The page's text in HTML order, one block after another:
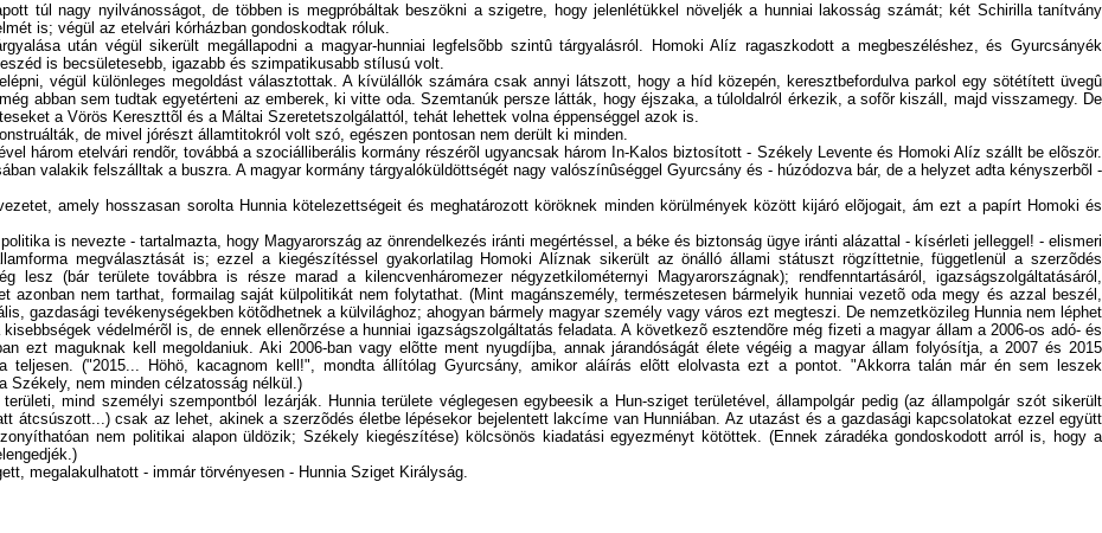
túl nagy nyilvánosságot, de többen is megpróbáltak beszökni a szigetre, hogy jelenlétükkel növeljék a hunniai lakosság számát; két Schirilla tanítvány
is; végül az etelvári kórházban gondoskodtak róluk.
után végül sikerült megállapodni a magyar-hunniai legfelsõbb szintû tárgyalásról. Homoki Alíz ragaszkodott a megbeszéléshez, és Gyurcsányék
is becsületesebb, igazabb és szimpatikusabb stílusú volt.
végül különleges megoldást választottak. A kívülállók számára csak annyi látszott, hogy a híd közepén, keresztbefordulva parkol egy sötétített üvegû
abban sem tudtak egyetérteni az emberek, ki vitte oda. Szemtanúk persze látták, hogy éjszaka, a túloldalról érkezik, a sofõr kiszáll, majd visszamegy. De
a Vörös Kereszttõl és a Máltai Szeretetszolgálattól, tehát lehettek volna éppenséggel azok is.
de mivel jórészt államtitokról volt szó, egészen pontosan nem derült ki minden.
három etelvári rendõr, továbbá a szociálliberális kormány részérõl ugyancsak három In-Kalos biztosított - Székely Levente és Homoki Alíz szállt be elõször.
valakik felszálltak a buszra. A magyar kormány tárgyalóküldöttségét nagy valószínûséggel Gyurcsány és - húzódozva bár, de a helyzet adta kényszerbõl -
amely hosszasan sorolta Hunnia kötelezettségeit és meghatározott köröknek minden körülmények között kijáró elõjogait, ám ezt a papírt Homoki és
is nevezte - tartalmazta, hogy Magyarország az önrendelkezés iránti megértéssel, a béke és biztonság ügye iránti alázattal - kísérleti jelleggel! - elismeri
megválasztását is; ezzel a kiegészítéssel gyakorlatilag Homoki Alíznak sikerült az önálló állami státuszt rögzíttetnie, függetlenül a szerzõdés
lesz (bár területe továbbra is része marad a kilencvenháromezer négyzetkilométernyi Magyarországnak); rendfenntartásáról, igazságszolgáltatásáról,
azonban nem tarthat, formailag saját külpolitikát nem folytathat. (Mint magánszemély, természetesen bármelyik hunniai vezetõ oda megy és azzal beszél,
gazdasági tevékenységekben kötõdhetnek a külvilághoz; ahogyan bármely magyar személy vagy város ezt megteszi. De nemzetközileg Hunnia nem léphet
védelmérõl is, de ennek ellenõrzése a hunniai igazságszolgáltatás feladata. A következõ esztendõre még fizeti a magyar állam a 2006-os adó- és
ezt maguknak kell megoldaniuk. Aki 2006-ban vagy elõtte ment nyugdíjba, annak járandóságát élete végéig a magyar állam folyósítja, a 2007 és 2015
("2015... Höhö, kacagnom kell!", mondta állítólag Gyurcsány, amikor aláírás elõtt elolvasta ezt a pontot. "Akkorra talán már én sem leszek
Székely, nem minden célzatosság nélkül.)
mind személyi szempontból lezárják. Hunnia területe véglegesen egybeesik a Hun-sziget területével, állampolgár pedig (az állampolgár szót sikerült
átcsúszott...) csak az lehet, akinek a szerzõdés életbe lépésekor bejelentett lakcíme van Hunniában. Az utazást és a gazdasági kapcsolatokat ezzel együtt
nem politikai alapon üldözik; Székely kiegészítése) kölcsönös kiadatási egyezményt kötöttek. (Ennek záradéka gondoskodott arról is, hogy a
megalakulhatott - immár törvényesen - Hunnia Sziget Királyság.